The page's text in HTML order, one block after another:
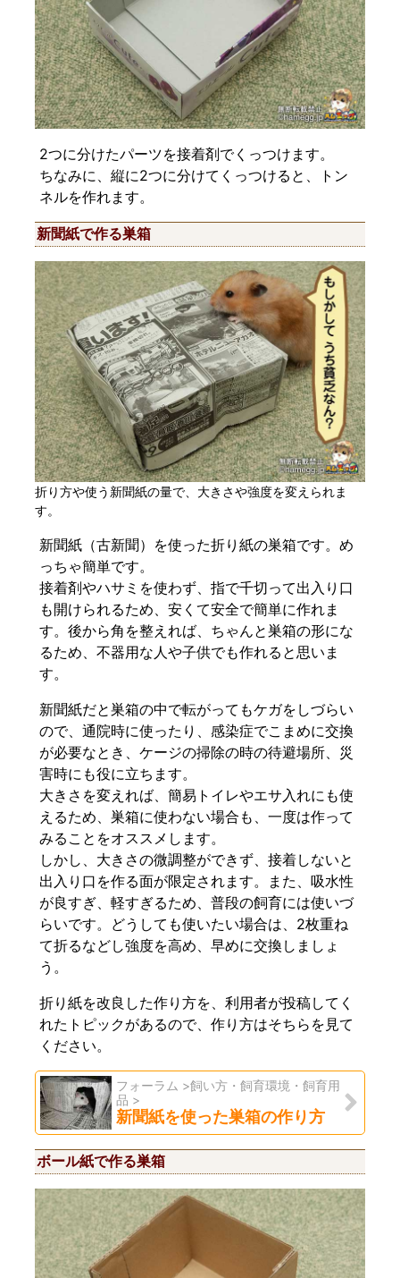
2つに分けたパーツを接着剤でくっつけます。
ちなみに、縦に2つに分けてくっつけると、トン
ネルを作れます。
新聞紙で作る巣箱
折り方や使う新聞紙の量で、大きさや強度を変えられま
す。
新聞紙（古新聞）を使った折り紙の巣箱です。め
っちゃ簡単です。
接着剤やハサミを使わず、指で千切って出入り口
も開けられるため、安くて安全で簡単に作れま
す。後から角を整えれば、ちゃんと巣箱の形にな
るため、不器用な人や子供でも作れると思いま
す。
新聞紙だと巣箱の中で転がってもケガをしづらい
ので、通院時に使ったり、感染症でこまめに交換
が必要なとき、ケージの掃除の時の待避場所、災
害時にも役に立ちます。
大きさを変えれば、簡易トイレやエサ入れにも使
えるため、巣箱に使わない場合も、一度は作って
みることをオススメします。
しかし、大きさの微調整ができず、接着しないと
出入り口を作る面が限定されます。また、吸水性
が良すぎ、軽すぎるため、普段の飼育には使いづ
らいです。どうしても使いたい場合は、2枚重ね
て折るなどし強度を高め、早めに交換しましょ
う。
折り紙を改良した作り方を、利用者が投稿してく
れたトピックがあるので、作り方はそちらを見て
ください。
フォーラム >飼い方・飼育環境・飼育用
品 >
新聞紙を使った巣箱の作り方
ボール紙で作る巣箱